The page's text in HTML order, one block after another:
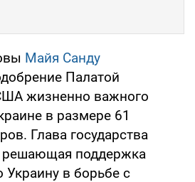
Майя Санду
Палатой
жизненно важного
в размере 61
Глава государства
решающая поддержка
Украину в борьбе с